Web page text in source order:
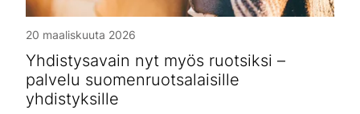
20 maaliskuuta 2026
Yhdistysavain nyt myös ruotsiksi –
palvelu suomenruotsalaisille
yhdistyksille